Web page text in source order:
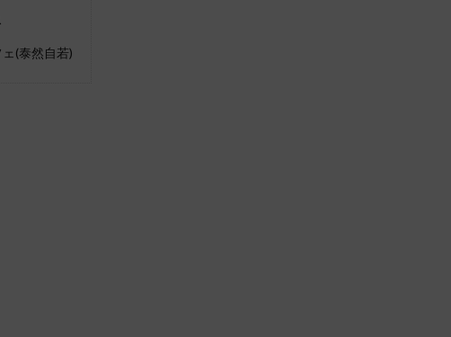
(泰然自若)